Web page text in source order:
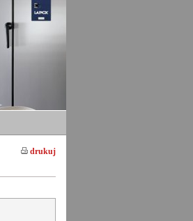
drukuj